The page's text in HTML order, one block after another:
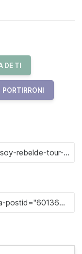
DE TI
PORTIRRONI